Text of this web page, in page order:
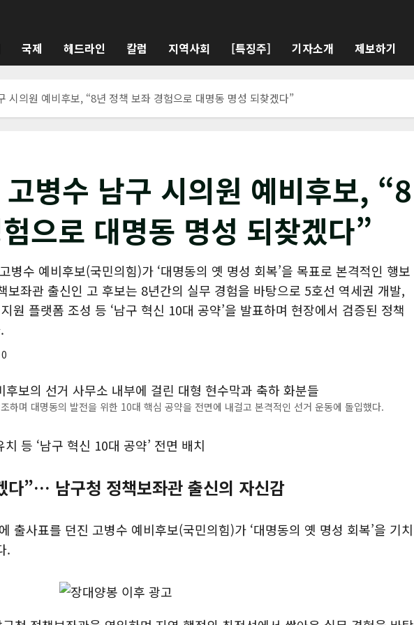
국제 헤드라인 칼럼 지역사회 [특징주] 기자소개 제보하기
시의원 예비후보, “8년 정책 보좌 경험으로 대명동 명성 되찾겠다”
병수 남구 시의원 예비후보, “8
으로 대명동 명성 되찾겠다”
병수 예비후보(국민의힘)가 ‘대명동의 옛 명성 회복’을 목표로 본격적인 행보
보좌관 출신인 고 후보는 8년간의 실무 경험을 바탕으로 5호선 역세권 개발,
원 플랫폼 조성 등 ‘남구 혁신 10대 공약’을 발표하며 현장에서 검증된 정책
0
하며 대명동의 발전을 위한 10대 핵심 공약을 전면에 내걸고 본격적인 선거 운동에 돌입했다.
등 ‘남구 혁신 10대 공약’ 전면 배치
다”… 남구청 정책보좌관 출신의 자신감
출사표를 던진 고병수 예비후보(국민의힘)가 ‘대명동의 옛 명성 회복’을 기치
.